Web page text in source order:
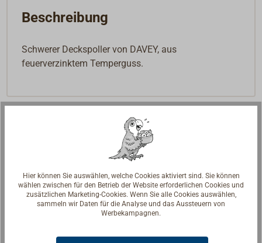
Beschreibung
Schwerer Deckspoller von DAVEY, aus
feuerverzinktem Temperguss.
Hier können Sie auswählen, welche Cookies aktiviert sind. Sie können
wählen zwischen für den Betrieb der Website erforderlichen Cookies und
zusätzlichen Marketing-Cookies. Wenn Sie alle Cookies auswählen,
sammeln wir Daten für die Analyse und das Aussteuern von
Werbekampagnen.